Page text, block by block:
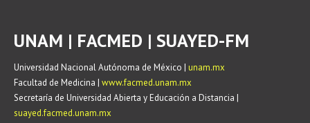
UNAM | FACMED | SUAYED-FM
Universidad Nacional Autónoma de México | unam.mx
Facultad de Medicina | www.facmed.unam.mx
Secretaría de Universidad Abierta y Educación a Distancia |
suayed.facmed.unam.mx